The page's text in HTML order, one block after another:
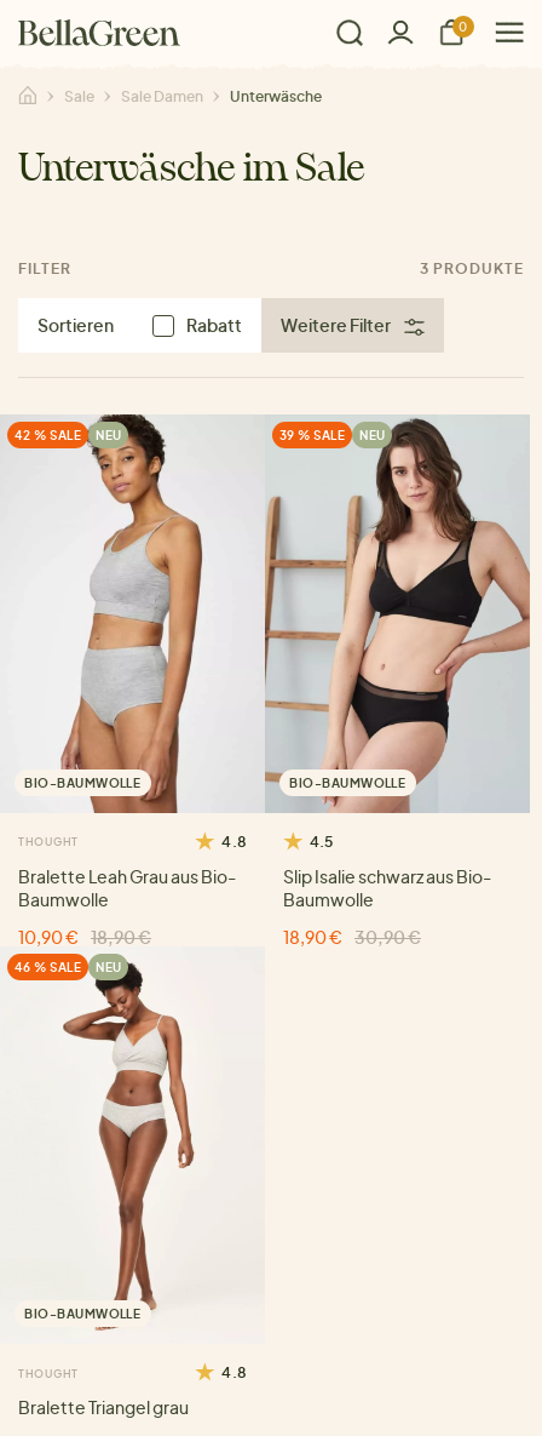
0
Sale Sale Damen Unterwäsche
Unterwäsche im Sale
FILTER 3 PRODUKTE
Sortieren Rabatt Weitere Filter
42 % SALE NEU
BIO-BAUMWOLLE
THOUGHT 4.8
Bralette Leah Grau aus Bio-
Baumwolle
10,90 €
18,90 €
39 % SALE NEU
BIO-BAUMWOLLE
4.5
Slip Isalie schwarz aus Bio-
Baumwolle
18,90 €
30,90 €
46 % SALE NEU
BIO-BAUMWOLLE
THOUGHT 4.8
Bralette Triangel grau